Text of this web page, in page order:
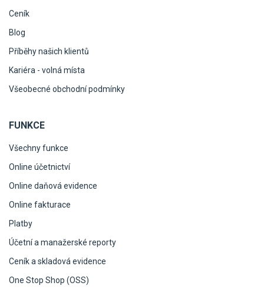
Ceník
Blog
Příběhy našich klientů
Kariéra - volná místa
Všeobecné obchodní podmínky
FUNKCE
Všechny funkce
Online účetnictví
Online daňová evidence
Online fakturace
Platby
Účetní a manažerské reporty
Ceník a skladová evidence
One Stop Shop (OSS)